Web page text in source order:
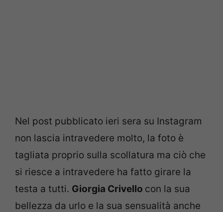
Nel post pubblicato ieri sera su Instagram
non lascia intravedere molto, la foto è
tagliata proprio sulla scollatura ma ciò che
si riesce a intravedere ha fatto girare la
testa a tutti. Giorgia Crivello con la sua
bellezza da urlo e la sua sensualità anche